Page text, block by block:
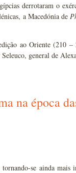
derrotaram o
a Macedónia de
ao Oriente (210 –
general de
na época
se ainda mais